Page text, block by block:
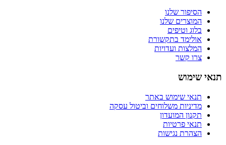
הסיפור שלנו
המוצרים שלנו
בלוג וטיפים
אולימד בתקשורת
המלצות ועדויות
צרו קשר
תנאי שימוש
תנאי שימוש באתר
מדיניות משלוחים וביטול עסקה
תקנון המועדון
תנאי פרטיות
הצהרת נגישות